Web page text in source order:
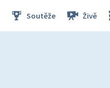
Soutěže Živě